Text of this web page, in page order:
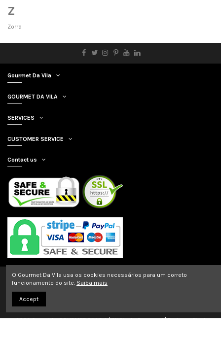
Z
Zorra
Gourmet Da Vila
GOURMET DA VILA
SERVICES
CUSTOMER SERVICE
Contact us
2022 Copyright GOURMET DA VILA | All Rights Reserved | ByArena Pixel
O Gourmet Da Vila usa os cookies necessários para um correto
funcionamento do site. Saiba mais
Accept